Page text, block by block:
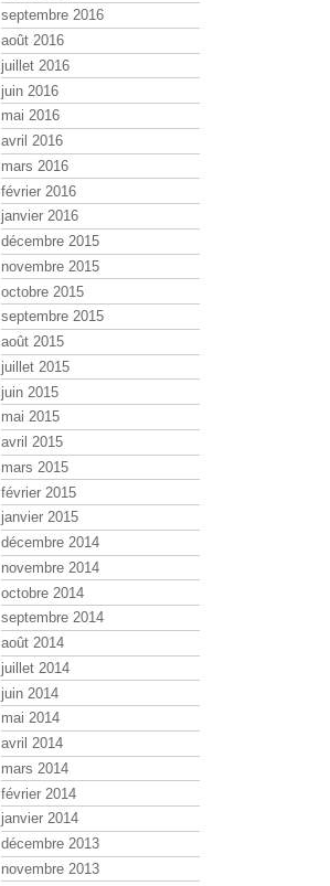
septembre 2016
août 2016
juillet 2016
juin 2016
mai 2016
avril 2016
mars 2016
février 2016
janvier 2016
décembre 2015
novembre 2015
octobre 2015
septembre 2015
août 2015
juillet 2015
juin 2015
mai 2015
avril 2015
mars 2015
février 2015
janvier 2015
décembre 2014
novembre 2014
octobre 2014
septembre 2014
août 2014
juillet 2014
juin 2014
mai 2014
avril 2014
mars 2014
février 2014
janvier 2014
décembre 2013
novembre 2013